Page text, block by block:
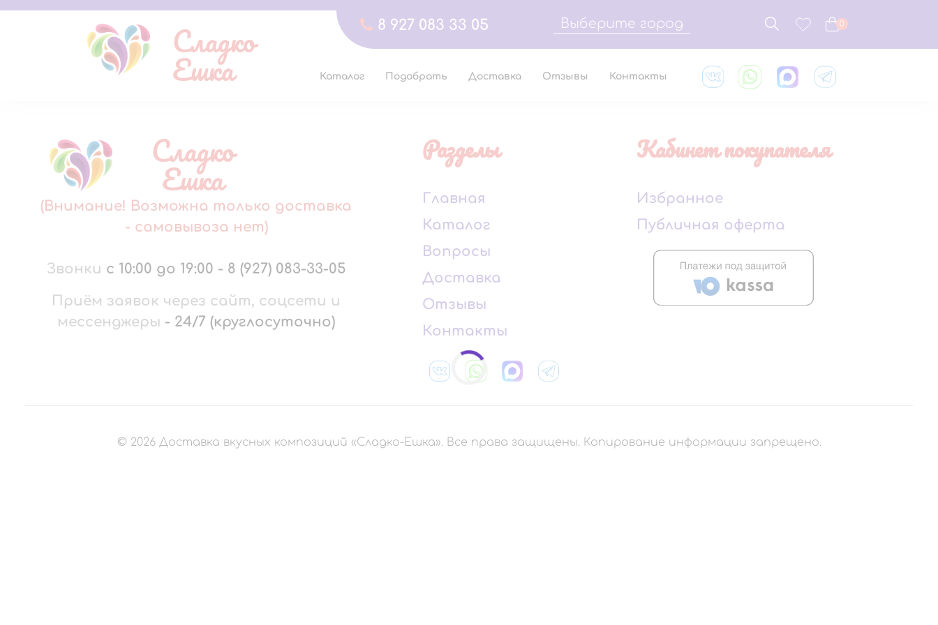
8 927 083 33 05 Выберите город 0
Сладко
Ешка Каталог Подобрать Доставка Отзывы Контакты
Сладко
Ешка
(Внимание! Возможна только доставка
- самовывоза нет)
Звонки с 10:00 до 19:00 - 8 (927) 083-33-05
Приём заявок через сайт, соцсети и
мессенджеры - 24/7 (круглосуточно)
Разделы
Главная
Каталог
Вопросы
Доставка
Отзывы
Контакты
Кабинет покупателя
Избранное
Публичная оферта
© 2026Доставка вкусных композиций «Сладко-Ешка». Все права защищены. Копирование информации запрещено.